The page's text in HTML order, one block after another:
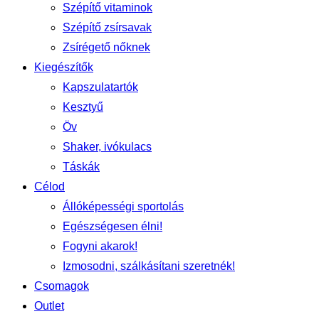
Szépítő vitaminok
Szépítő zsírsavak
Zsírégető nőknek
Kiegészítők
Kapszulatartók
Kesztyű
Öv
Shaker, ivókulacs
Táskák
Célod
Állóképességi sportolás
Egészségesen élni!
Fogyni akarok!
Izmosodni, szálkásítani szeretnék!
Csomagok
Outlet